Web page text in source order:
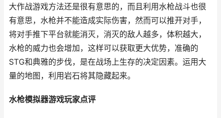
大作战游戏方法还是很有意思的，而且利用水枪战斗也很
有意思，水枪并不能造成实际伤害，然而可以推开对手，
将对手推下平台就能消灭，消灭的敌人越多，体积越大，
水枪的威力也会增加，这样可以获取更大优势，准确的
STG和典雅的步伐，是在战场上生存的决定因素。运用大
量的地图，利用岩石将其隐藏起来。
水枪模拟器游戏玩家点评